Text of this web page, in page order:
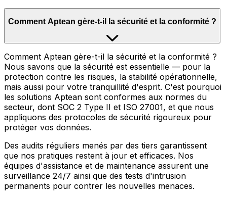
Comment Aptean gère-t-il la sécurité et la conformité ?
Comment Aptean gère-t-il la sécurité et la conformité ?
Nous savons que la sécurité est essentielle — pour la
protection contre les risques, la stabilité opérationnelle,
mais aussi pour votre tranquillité d'esprit. C'est pourquoi
les solutions Aptean sont conformes aux normes du
secteur, dont SOC 2 Type II et ISO 27001, et que nous
appliquons des protocoles de sécurité rigoureux pour
protéger vos données.
Des audits réguliers menés par des tiers garantissent
que nos pratiques restent à jour et efficaces. Nos
équipes d'assistance et de maintenance assurent une
surveillance 24/7 ainsi que des tests d'intrusion
permanents pour contrer les nouvelles menaces.